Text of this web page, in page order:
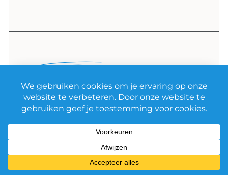
wijzigen en
programmeren